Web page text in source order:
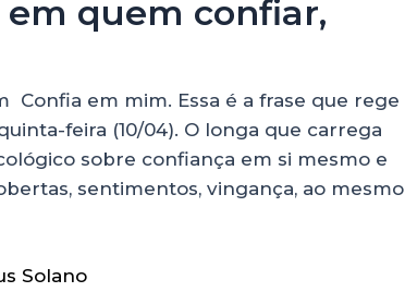
quem confiar,
Confia em mim. Essa é a frase que rege
feira (10/04). O longa que carrega
sobre confiança em si mesmo e
sentimentos, vingança, ao mesmo
Solano